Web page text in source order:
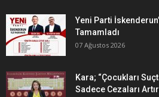
Yeni Parti
Tamamladı
07 Ağustos 2026
Kara; “Çocukları
Sadece Cezaları